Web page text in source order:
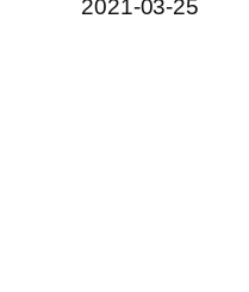
2021-03-25